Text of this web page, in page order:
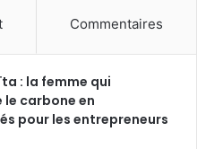
Commentaires
: la femme qui
carbone en
pour les entrepreneurs